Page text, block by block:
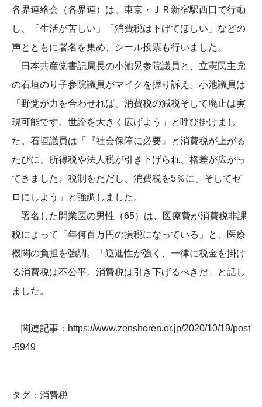
各界連絡会（各界連）は、東京・ＪＲ新宿駅西口で行動
し、「生活が苦しい」「消費税は下げてほしい」などの
声とともに署名を集め、シール投票も行いました。
日本共産党書記局長の小池晃参院議員と、立憲民主党
の石垣のり子参院議員がマイクを握り訴え。小池議員は
「野党が力を合わせれば、消費税の減税そして廃止は実
現可能です。世論を大きく広げよう」と呼び掛けまし
た。石垣議員は「『社会保障に必要』と消費税が上がる
たびに、所得税や法人税が引き下げられ、格差が広がっ
てきました。税制をただし、消費税を5％に、そしてゼ
ロにしよう」と強調しました。
署名した開業医の男性（65）は、医療費が消費税非課
税によって「年何百万円の損税になっている」と、医療
機関の負担を強調。「逆進性が強く、一律に税金を掛け
る消費税は不公平。消費税は引き下げるべきだ」と話し
ました。
関連記事： https://www.zenshoren.or.jp/2020/10/19/post
-5949
タグ： 消費税